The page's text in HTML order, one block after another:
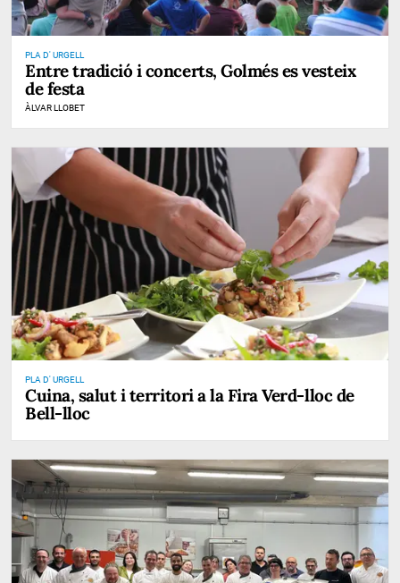
PLA D' URGELL
Entre tradició i concerts, Golmés es vesteix
de festa
ÀLVAR LLOBET
PLA D' URGELL
Cuina, salut i territori a la Fira Verd-lloc de
Bell-lloc